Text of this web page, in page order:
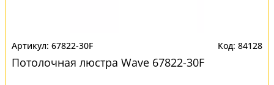
67822-30F 84128
Потолочная люстра Wave 67822-30F